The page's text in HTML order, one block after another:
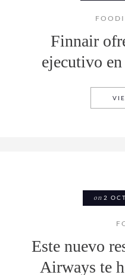
Finnair
ejecutivo
on 2
Este nuevo
Airways te